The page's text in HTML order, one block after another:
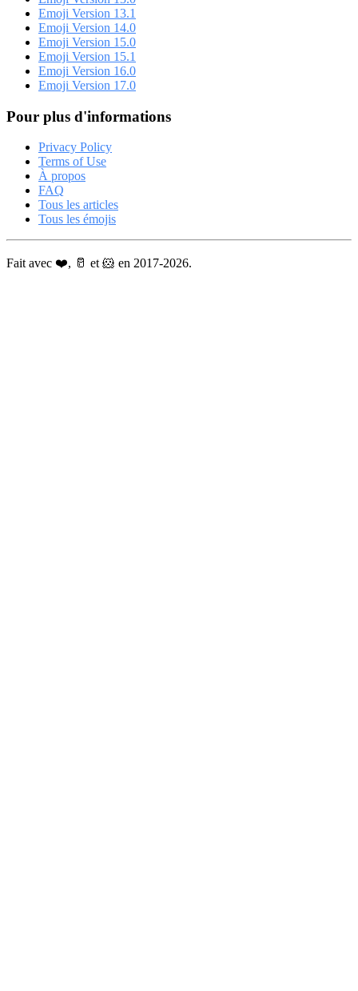
Emoji Version 13.1
Emoji Version 14.0
Emoji Version 15.0
Emoji Version 15.1
Emoji Version 16.0
Emoji Version 17.0
Pour plus d'informations
Privacy Policy
Terms of Use
À propos
FAQ
Tous les articles
Tous les émojis
Fait avec ❤️, 🥛 et 🐹 en 2017-2026.